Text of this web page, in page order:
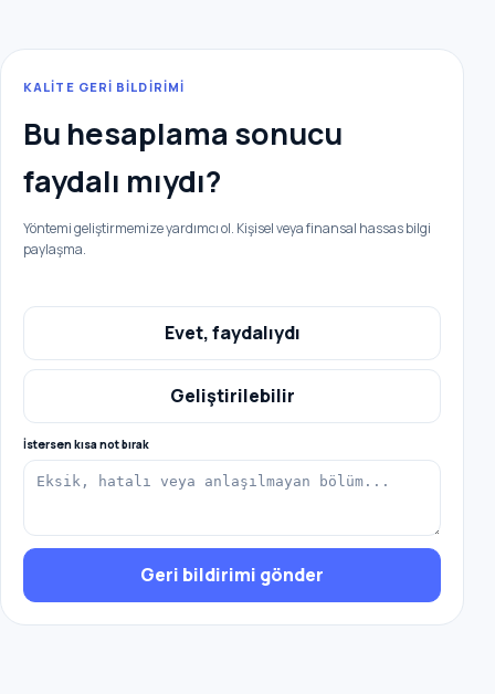
KALİTE GERİ BİLDİRİMİ
Bu hesaplama sonucu
faydalı mıydı?
Yöntemi geliştirmemize yardımcı ol. Kişisel veya finansal hassas bilgi
paylaşma.
Evet, faydalıydı
Geliştirilebilir
İstersen kısa not bırak
Geri bildirimi gönder